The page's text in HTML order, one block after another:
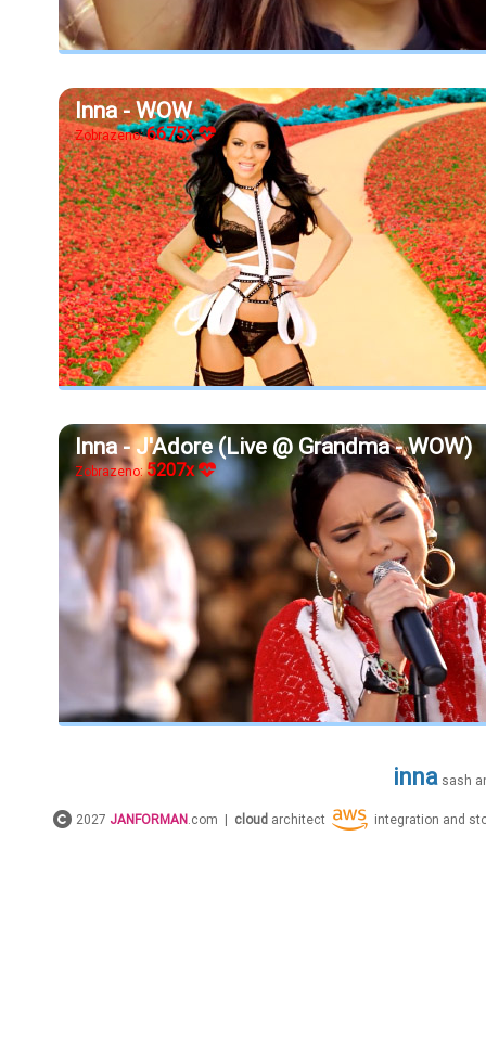
Inna - WOW
Zobrazeno:6675x
Inna - J'Adore (Live @ Grandma - WOW)
Zobrazeno:5207x
inna sash
2027 JANFORMAN .com | cloud architect integration and